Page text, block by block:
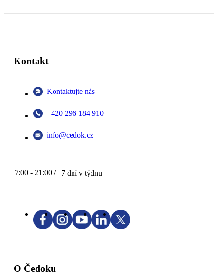
Kontakt
Kontaktujte nás
+420 296 184 910
info@cedok.cz
7:00 - 21:00 / 7 dní v týdnu
O Čedoku